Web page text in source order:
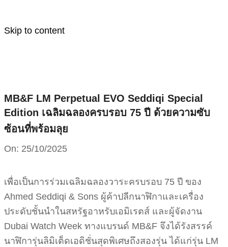
Skip to content
MB&F LM Perpetual EVO Seddiqi Special
Edition เฉลิมฉลองครบรอบ 75 ปี ด้วยความซับ
ซ้อนที่พร้อมลุย
On: 25/10/2025
เพื่อเป็นการร่วมเฉลิมฉลองวาระครบรอบ 75 ปี ของ
Ahmed Seddiqi & Sons ผู้ค้าปลีกนาฬิกาและเครื่อง
ประดับชั้นนำในสหรัฐอาหรับเอมิเรตส์ และผู้จัดงาน
Dubai Watch Week ทางแบรนด์ MB&F จึงได้รังสรรค์
นาฬิการุ่นลิมิเต็ดเอดิชั่นสุดพิเศษถึงสองรุ่น ได้แก่รุ่น LM